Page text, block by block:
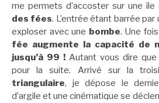
me permets d’accoster sur une île
des fées. L’entrée étant barrée par
exploser avec une bombe. Une
fée augmente la capacité de
jusqu’à 99 ! Autant vous dire
pour la suite. Arrivé sur la
triangulaire, je dépose le
d’argile et une cinématique se